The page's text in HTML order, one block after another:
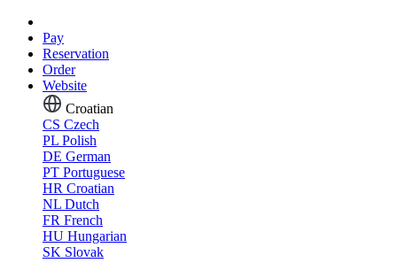
Pay
Reservation
Order
Website
Croatian
CS Czech
PL Polish
DE German
PT Portuguese
HR Croatian
NL Dutch
FR French
HU Hungarian
SK Slovak